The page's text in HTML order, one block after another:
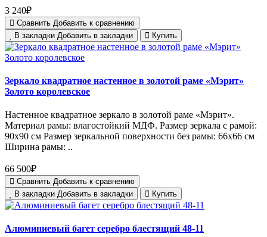
3 240₽
Сравнить Добавить к сравнению
В закладки Добавить в закладки Купить
Зеркало квадратное настенное в золотой раме «Мэрит»
Золото королевское
Настенное квадратное зеркало в золотой раме «Мэрит».
Материал рамы: влагостойкий МДФ. Размер зеркала с рамой:
90х90 см Размер зеркальной поверхности без рамы: 66х66 см
Ширина рамы: ..
66 500₽
Сравнить Добавить к сравнению
В закладки Добавить в закладки Купить
Алюминиевый багет серебро блестящий 48-11